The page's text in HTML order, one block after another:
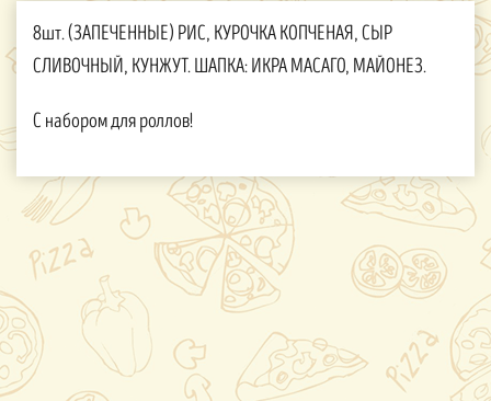
8шт. (ЗАПЕЧЕННЫЕ) РИС, КУРОЧКА КОПЧЕНАЯ, СЫР
СЛИВОЧНЫЙ, КУНЖУТ. ШАПКА: ИКРА МАСАГО, МАЙОНЕЗ.
С набором для роллов!